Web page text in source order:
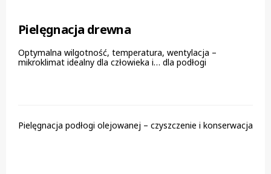
Pielęgnacja drewna
Optymalna wilgotność, temperatura, wentylacja –
mikroklimat idealny dla człowieka i… dla podłogi
Pielęgnacja podłogi olejowanej – czyszczenie i konserwacja